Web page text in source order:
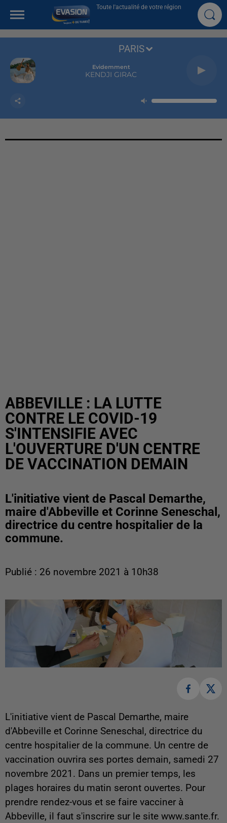
Toute l'actualité de votre région
Evidemment
KENDJI GIRAC
PARIS
ABBEVILLE : LA LUTTE
CONTRE LE COVID-19
S'INTENSIFIE AVEC
L'OUVERTURE D'UN CENTRE
DE VACCINATION DEMAIN
L'initiative vient de Pascal Demarthe,
maire d'Abbeville et Corinne Seneschal,
directrice du centre hospitalier de la
commune.
Publié : 26 novembre 2021 à 10h38
L'initiative vient de Pascal Demarthe, maire
d'Abbeville et Corinne Seneschal, directrice du
centre hospitalier de la commune. Un centre de
vaccination ouvrira ses portes demain, samedi 27
novembre 2021. Dans un premier temps, les
plages horaires du matin seront ouvertes. Pour
prendre rendez-vous et se faire vacciner à
Abbeville, il faut s'inscrire sur le site www.sante.fr.